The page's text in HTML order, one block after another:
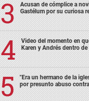
Acusan de cómplice a
Gastélum por su curiosa
Video del momento en
Karen y Andrés dentro de
"Era un hermano de la
por presunto abuso